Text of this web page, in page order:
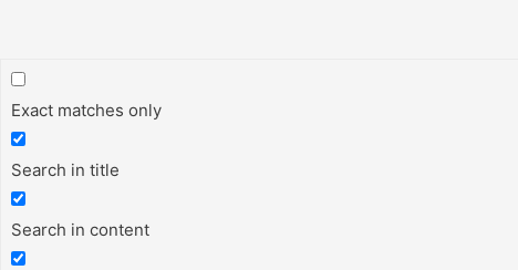
Exact matches only
Search in title
Search in content